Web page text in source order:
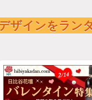
ザインをラン